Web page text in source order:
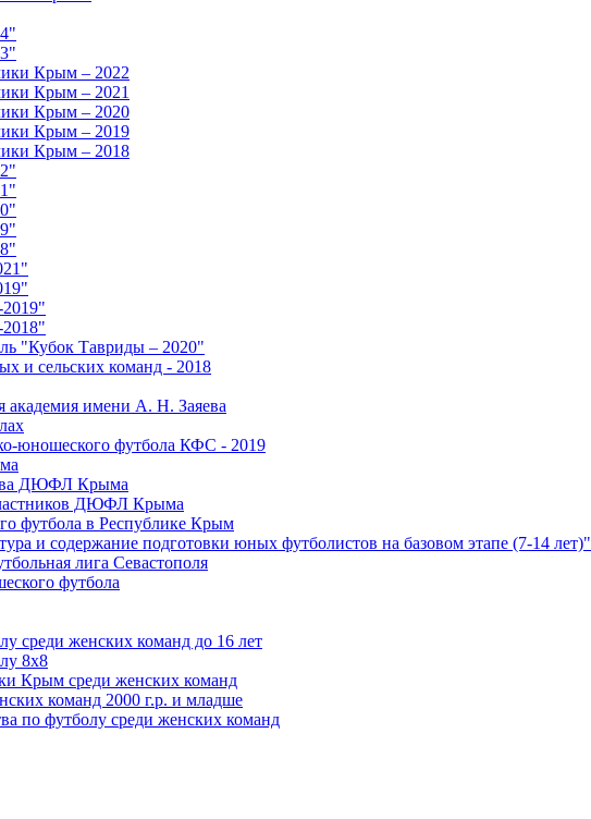
Крым – 2022
Крым – 2021
Крым – 2020
Крым – 2019
Крым – 2018
"Кубок Тавриды – 2020"
и сельских команд - 2018
академия имени А. Н. Заяева
юношеского футбола КФС - 2019
ДЮФЛ Крыма
ДЮФЛ Крыма
футбола в Республике Крым
и содержание подготовки юных футболистов на базовом этапе (7-14 лет)"
лига Севастополя
футбола
среди женских команд до 16 лет
8х8
Крым среди женских команд
команд 2000 г.р. и младше
по футболу среди женских команд